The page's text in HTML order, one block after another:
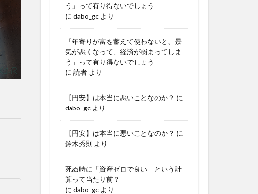
う」って有り得ないでしょう
に dabo_gc より
「年寄りが富を蓄えて使わないと、景
気が悪くなって、経済が弱まってしま
う」って有り得ないでしょう
に 読者 より
【円安】は本当に悪いことなのか？ に
dabo_gc より
【円安】は本当に悪いことなのか？ に
鈴木秀則 より
死ぬ時に「資産ゼロで良い」という計
算って当たり前？
に dabo_gc より